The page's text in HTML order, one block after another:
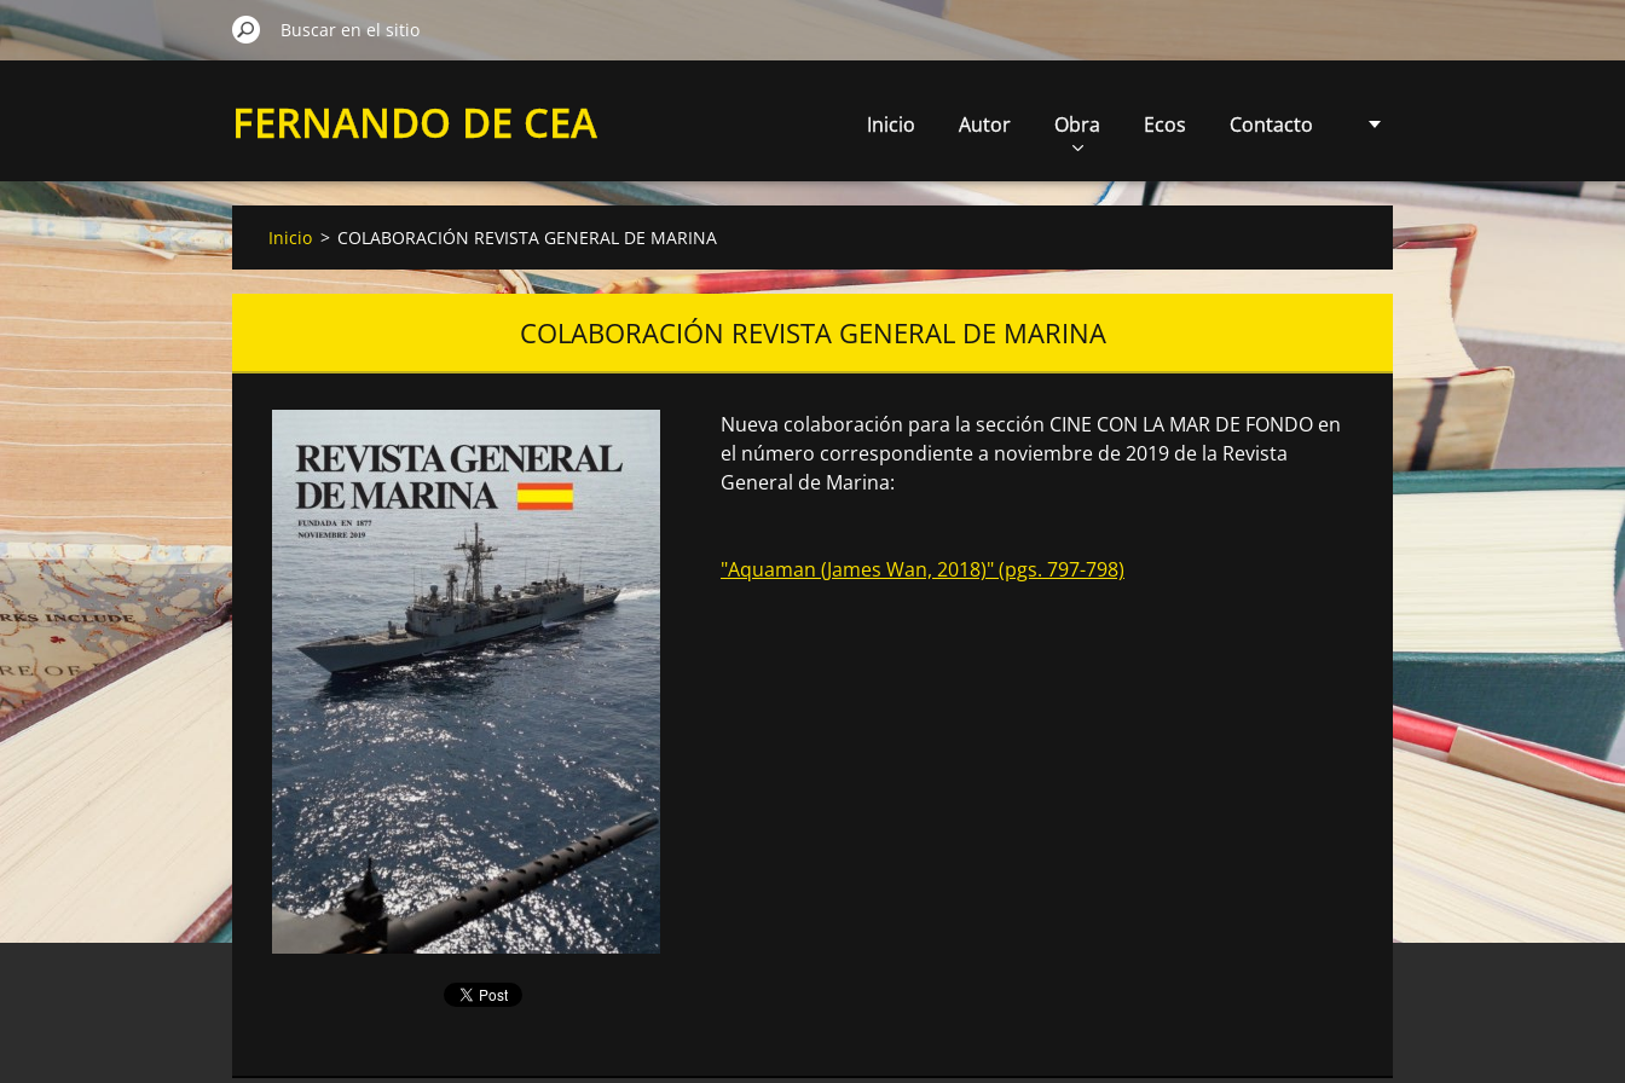
FERNANDO DE CEA
VELASCO
Inicio Autor Obra Ecos Contacto
Inicio > COLABORACIÓN REVISTA GENERAL DE MARINA
COLABORACIÓN REVISTA GENERAL DE MARINA
Nueva colaboración para la sección CINE CON LA MAR DE FONDO en
el número correspondiente a noviembre de 2019 de la Revista
General de Marina:
"Aquaman (James Wan, 2018)" (pgs. 797-798)